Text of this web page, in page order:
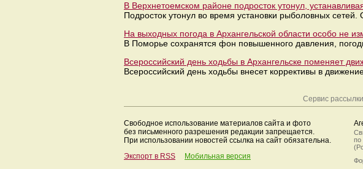
В Верхнетоемском районе подросток утонул,
Подросток утонул во время установки рыболовных
На выходных погода в Архангельской области особо не
В Поморье сохранятся фон повышенного давления,
Всероссийский день ходьбы в Архангельске поменяет
Всероссийский день ходьбы внесет коррективы в
Сервис
Свободное использование материалов сайта и фото
без письменного разрешения редакции запрещается.
При использовании новостей ссылка на сайт обязательна.
Экспорт в RSS
Мобильная версия
по